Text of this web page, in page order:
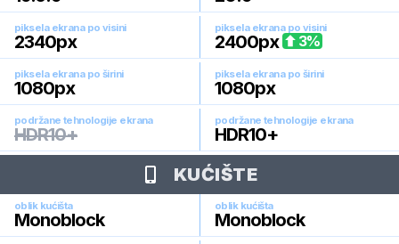
piksela ekrana po visini
2340px
piksela ekrana po visini
2400px 3%
piksela ekrana po širini
1080px
piksela ekrana po širini
1080px
podržane tehnologije ekrana
HDR10+
podržane tehnologije ekrana
HDR10+
KUĆIŠTE
oblik kućišta
Monoblock
oblik kućišta
Monoblock